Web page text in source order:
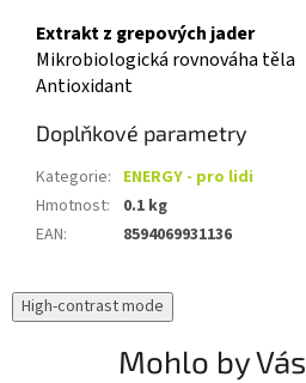
Extrakt z grepových jader
Mikrobiologická rovnováha těla
Antioxidant
Doplňkové parametry
Kategorie: ENERGY - pro lidi
Hmotnost:
0.1 kg
EAN: 8594069931136
High-contrast mode
Mohlo by